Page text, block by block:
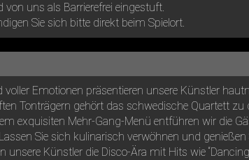
von uns als Barrierefrei eingestuft.
Sie sich bitte direkt beim Spielort.
Emotionen präsentieren unsere Künstler
Tonträgern gehört das schwedische Quartett zu
exquisiten Mehr-Gang-Menü entführen wir die
Sie sich kulinarisch verwöhnen und
unsere Künstler die Disco-Ära mit Hits wie